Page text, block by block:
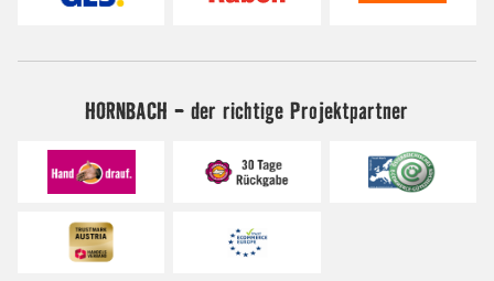
HORNBACH - der richtige Projektpartner